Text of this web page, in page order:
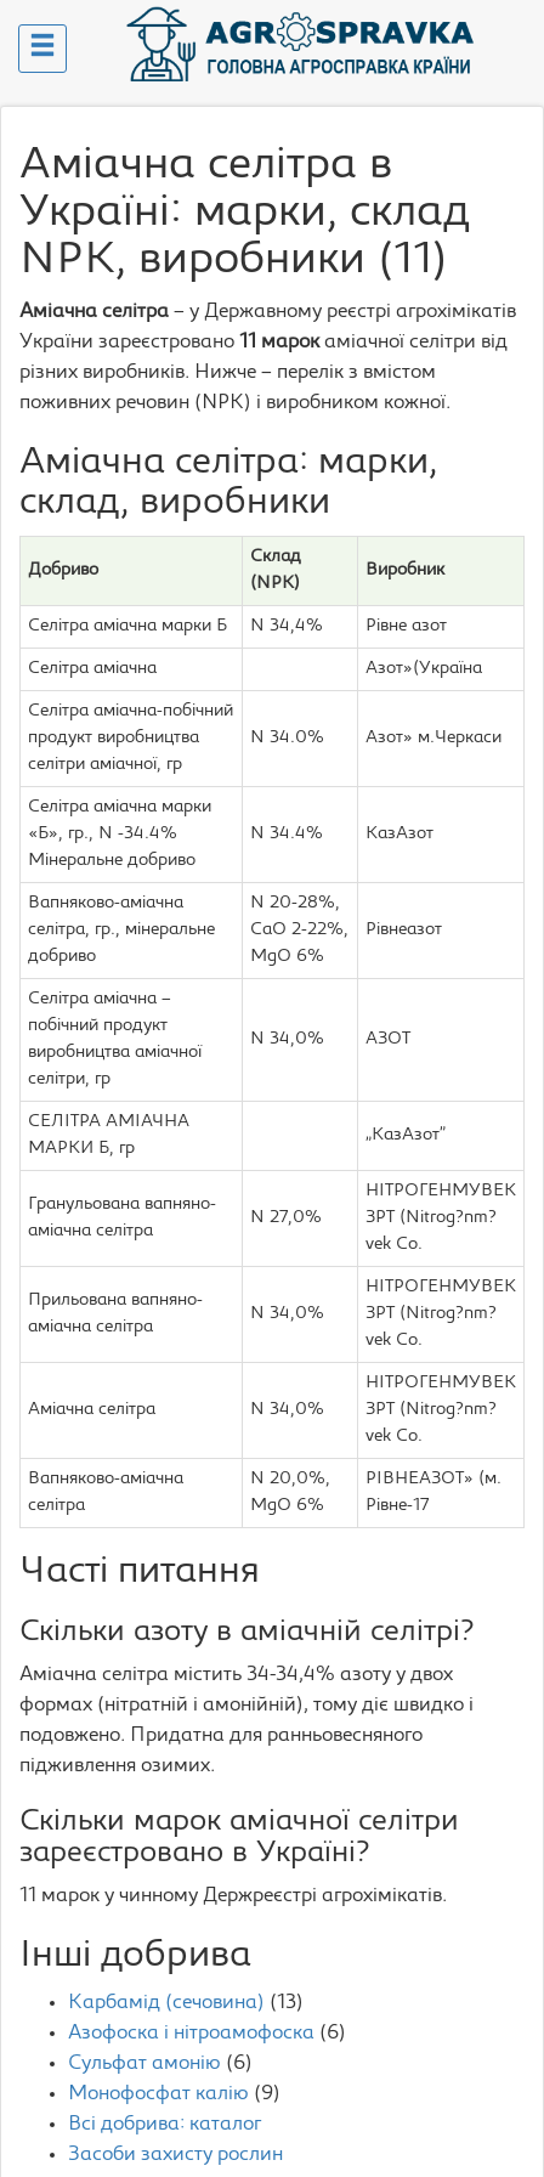
Аміачна селітра в
Україні: марки, склад
NPK, виробники (11)
Аміачна селітра – у Державному реєстрі агрохімікатів
України зареєстровано 11 марокаміачної селітри від
різних виробників. Нижче – перелік з вмістом
поживних речовин (NPK) і виробником кожної.
Аміачна селітра: марки,
склад, виробники
Добриво
Склад
(NPK)
Виробник
Селітра аміачна марки Б N 34,4% Рівне азот
Селітра аміачна Азот»(Україна
Селітра аміачна-побічний
продукт виробництва
селітри аміачної, гр
N 34.0% Азот» м.Черкаси
Селітра аміачна марки
«Б», гр., N -34.4%
Мінеральне добриво
N 34.4% КазАзот
Вапняково-аміачна
селітра, гр., мінеральне
добриво
N 20-28%,
CaO 2-22%,
MgO 6%
Рівнеазот
Селітра аміачна –
побічний продукт
виробництва аміачної
селітри, гр
N 34,0% АЗОТ
СЕЛІТРА АМІАЧНА
МАРКИ Б, гр
„КазАзот”
Гранульована вапняно-
аміачна селітра
N 27,0%
НІТРОГЕНМУВЕК
ЗРТ (Nitrog?nm?
vek Co.
Прильована вапняно-
аміачна селітра
N 34,0%
НІТРОГЕНМУВЕК
ЗРТ (Nitrog?nm?
vek Co.
Аміачна селітра N 34,0%
НІТРОГЕНМУВЕК
ЗРТ (Nitrog?nm?
vek Co.
Вапняково-аміачна
селітра
N 20,0%,
MgO 6%
РІВНЕАЗОТ» (м.
Рівне-17
Часті питання
Скільки азоту в аміачній селітрі?
Аміачна селітра містить 34-34,4% азоту у двох
формах (нітратній і амонійній), тому діє швидко і
подовжено. Придатна для ранньовесняного
підживлення озимих.
Скільки марок аміачної селітри
зареєстровано в Україні?
11 марок у чинному Держреєстрі агрохімікатів.
Інші добрива
Карбамід (сечовина) (13)
Азофоска і нітроамофоска (6)
Сульфат амонію (6)
Монофосфат калію (9)
Всі добрива: каталог
Засоби захисту рослин